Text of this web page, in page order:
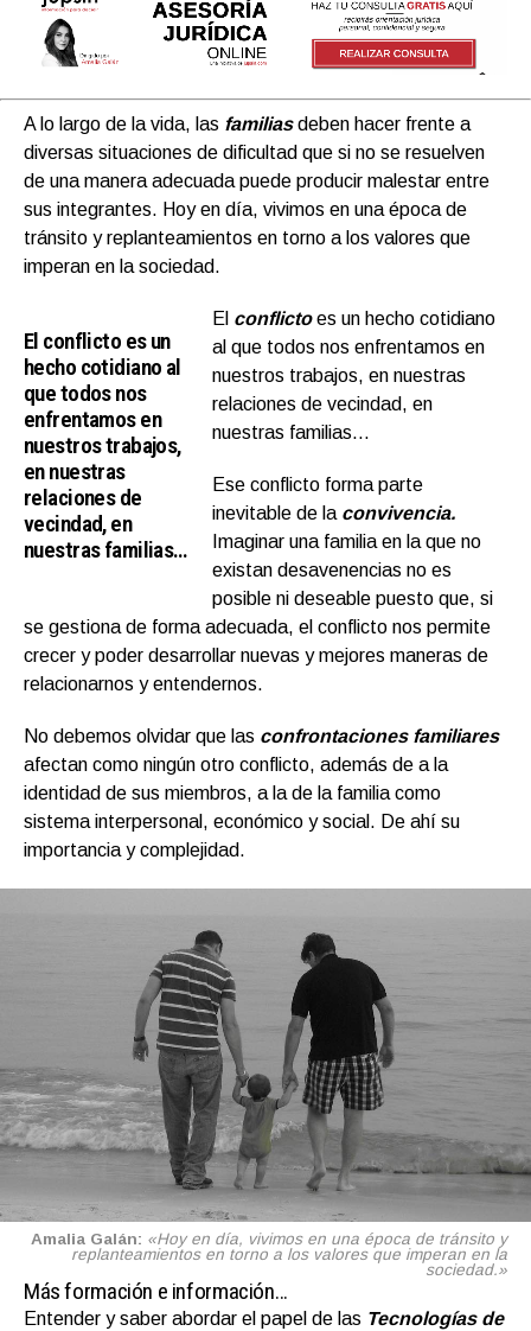
A lo largo de la vida, las familiasdeben hacer frente a
diversas situaciones de dificultad que si no se resuelven
de una manera adecuada puede producir malestar entre
sus integrantes. Hoy en día, vivimos en una época de
tránsito y replanteamientos en torno a los valores que
imperan en la sociedad.
El conflicto es un
hecho cotidiano al
que todos nos
enfrentamos en
nuestros trabajos,
en nuestras
relaciones de
vecindad, en
nuestras familias…
El conflictoes un hecho cotidiano
al que todos nos enfrentamos en
nuestros trabajos, en nuestras
relaciones de vecindad, en
nuestras familias…
Ese conflicto forma parte
inevitable de la convivencia.
Imaginar una familia en la que no
existan desavenencias no es
posible ni deseable puesto que, si
se gestiona de forma adecuada, el conflicto nos permite
crecer y poder desarrollar nuevas y mejores maneras de
relacionarnos y entendernos.
No debemos olvidar que las confrontaciones familiares
afectan como ningún otro conflicto, además de a la
identidad de sus miembros, a la de la familia como
sistema interpersonal, económico y social. De ahí su
importancia y complejidad.
Amalia Galán: «Hoy en día, vivimos en una época de tránsito y
replanteamientos en torno a los valores que imperan en la
sociedad.»
Más formación e información…
Entender y saber abordar el papel de las Tecnologías de